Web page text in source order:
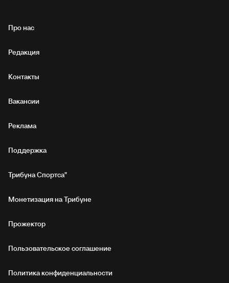
Про нас
Редакция
Контакты
Вакансии
Реклама
Поддержка
Трибуна Спортса"
Монетизация на Трибуне
Прожектор
Пользовательское соглашение
Политика конфиденциальности